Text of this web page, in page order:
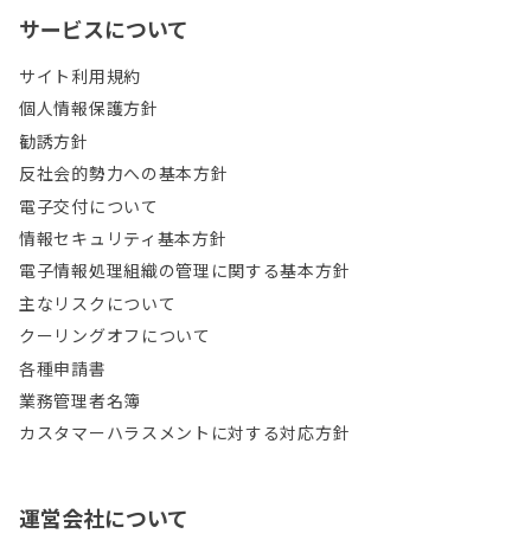
サービスについて
サイト利用規約
個人情報保護方針
勧誘方針
反社会的勢力への基本方針
電子交付について
情報セキュリティ基本方針
電子情報処理組織の管理に関する基本方針
主なリスクについて
クーリングオフについて
各種申請書
業務管理者名簿
カスタマーハラスメントに対する対応方針
運営会社について